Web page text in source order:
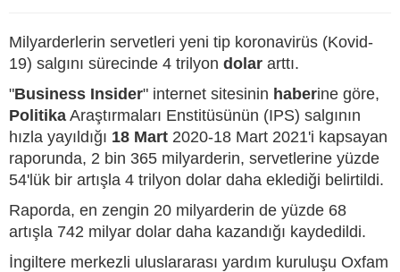
Milyarderlerin servetleri yeni tip koronavirüs (Kovid-
19) salgını sürecinde 4 trilyon dolar arttı.
"Business Insider" internet sitesinin haberine göre,
Politika Araştırmaları Enstitüsünün (IPS) salgının
hızla yayıldığı 18 Mart 2020-18 Mart 2021'i kapsayan
raporunda, 2 bin 365 milyarderin, servetlerine yüzde
54'lük bir artışla 4 trilyon dolar daha eklediği belirtildi.
Raporda, en zengin 20 milyarderin de yüzde 68
artışla 742 milyar dolar daha kazandığı kaydedildi.
İngiltere merkezli uluslararası yardım kuruluşu Oxfam